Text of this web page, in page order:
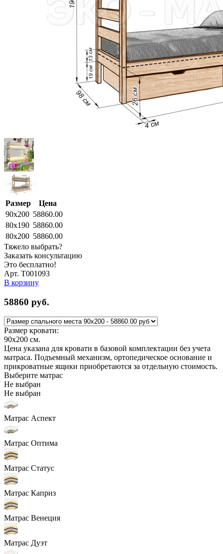
Размер
Цена
90x200 58860.00
80x190 58860.00
80x200 58860.00
Тяжело выбрать?
Заказать консультацию
Это бесплатно!
Арт. Т001093
В корзину
58860 руб.
Размер кровати:
90x200 см.
Цена указана для кровати в базовой комплектации без учета
матраса. Подъемный механизм, ортопедическое основание и
прикроватные ящики приобретаются за отдельную стоимость.
Выберите матрас
Не выбран
Не выбран
Матрас Аспект
Матрас Оптима
Матрас Статус
Матрас Каприз
Матрас Венеция
Матрас Дуэт